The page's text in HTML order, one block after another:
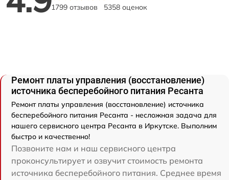
1799 отзывов 5358 оценок
Ремонт платы управления (восстановление)
источника бесперебойного питания Ресанта
Ремонт платы управления (восстановление) источника
бесперебойного питания Ресанта - несложная задача для
нашего сервисного центра Ресанта в Иркутске. Выполним
быстро и качественно!
Позвоните нам и наш сервисного центра
проконсультирует и озвучит стоимость ремонта
источника бесперебойного питания. Среднее время